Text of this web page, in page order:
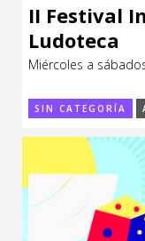
II Festival
Ludoteca
Miércoles a
SIN CATEGORÍA